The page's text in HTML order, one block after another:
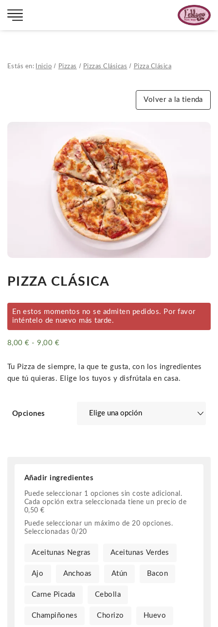
Estás en: Inicio Pizzas Pizzas Clásicas Pizza Clásica
Volver a la tienda
PIZZA CLÁSICA
En estos momentos no se admiten pedidos. Por favor
inténtelo de nuevo más tarde.
8,00€ - 9,00 €
precios:
desde
Tu Pizza de siempre, la que te gusta, con los ingredientes
que tú quieras. Elige los tuyos y disfrútala en casa.
Opciones
Añadir ingredientes
Puede seleccionar 1 opciones sin coste adicional.
Cada opción extra seleccionada tiene un precio de
0,50€
Puede seleccionar un máximo de 20 opciones.
Seleccionadas 0/20
Aceitunas Negras Aceitunas Verdes
Ajo Anchoas Atún Bacon
Carne Picada Cebolla
Champiñones Chorizo Huevo